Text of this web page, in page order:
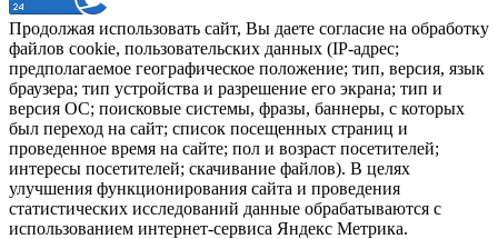
Продолжая использовать сайт, Вы даете согласие на обработку
файлов cookie, пользовательских данных (IP-адрес;
предполагаемое географическое положение; тип, версия, язык
браузера; тип устройства и разрешение его экрана; тип и
версия ОС; поисковые системы, фразы, баннеры, с которых
был переход на сайт; список посещенных страниц и
проведенное время на сайте; пол и возраст посетителей;
интересы посетителей; скачивание файлов). В целях
улучшения функционирования сайта и проведения
статистических исследований данные обрабатываются с
использованием интернет-сервиса Яндекс Метрика.